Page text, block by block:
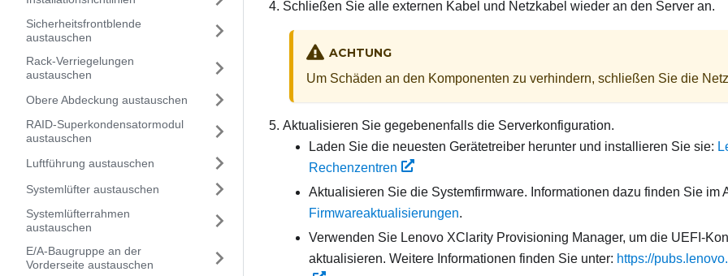
Sicherheitsfrontblende
austauschen
Rack-Verriegelungen
austauschen
Obere Abdeckung austauschen
RAID-Superkondensatormodul
austauschen
Luftführung austauschen
Systemlüfter austauschen
Systemlüfterrahmen
austauschen
E/A-Baugruppe an der
Vorderseite austauschen
Schließen Sie alle externen Kabel und Netzkabel wieder an den Server an.
ACHTUNG
Um Schäden an den Komponenten zu verhindern, schließen Sie die
Aktualisieren Sie gegebenenfalls die Serverkonfiguration.
Laden Sie die neuesten Gerätetreiber herunter und installieren Sie sie:
Rechenzentren
Aktualisieren Sie die Systemfirmware. Informationen dazu finden Sie im
Firmwareaktualisierungen.
Verwenden Sie Lenovo XClarity Provisioning Manager, um die UEFI-
aktualisieren. Weitere Informationen finden Sie unter: https://